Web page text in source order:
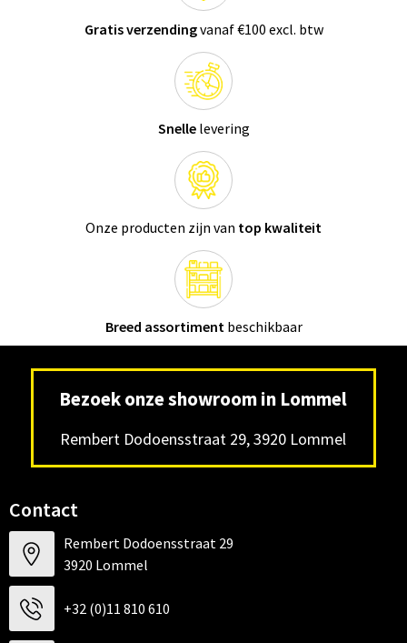
Gratis verzendingvanaf €100 excl. btw
Snellelevering
Onze producten zijn van top kwaliteit
Breed assortiment beschikbaar
Bezoek onze showroom in Lommel
Rembert Dodoensstraat 29, 3920 Lommel
Contact
Rembert Dodoensstraat 29
3920 Lommel
+32 (0)11 810 610